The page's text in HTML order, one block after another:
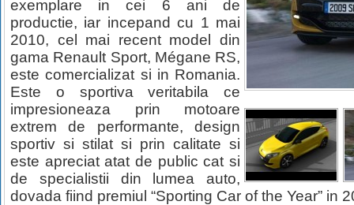
exemplare in cei 6 ani de
productie, iar incepand cu 1 mai
2010, cel mai recent model din
gama Renault Sport, Mégane RS,
este comercializat si in Romania.
Este o sportiva veritabila ce
impresioneaza prin motoare
extrem de performante, design
sportiv si stilat si prin calitate si
este apreciat atat de public cat si
de specialistii din lumea auto,
dovada fiind premiul “Sporting Car of the Year” in